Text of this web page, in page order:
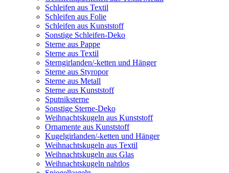
Schleifen aus Textil
Schleifen aus Folie
Schleifen aus Kunststoff
Sonstige Schleifen-Deko
Sterne aus Pappe
Sterne aus Textil
Sterngirlanden/-ketten und Hänger
Sterne aus Styropor
Sterne aus Metall
Sterne aus Kunststoff
Sputniksterne
Sonstige Sterne-Deko
Weihnachtskugeln aus Kunststoff
Ornamente aus Kunststoff
Kugelgirlanden/-ketten und Hänger
Weihnachtskugeln aus Textil
Weihnachtskugeln aus Glas
Weihnachtskugeln nahtlos